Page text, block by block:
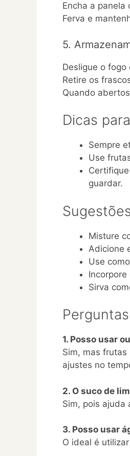
Encha a panela
Ferva e
5.
Desligue o
Retire os
Quando
Dicas
Sempre
Use
guardar.
Misture
Adicione
Use
Sirva
1. Posso usar
Sim, mas
ajustes no
2. O suco de
Sim, pois ajuda
3. Posso usar
O ideal é